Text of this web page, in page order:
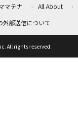
マテナ All About
外部送信について
All rights reserved.